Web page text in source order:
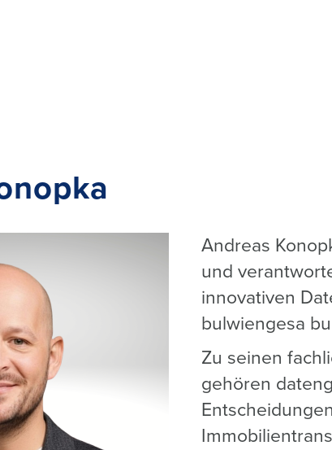
Andreas
und
innovativen
bulwiengesa
Zu seinen
gehören